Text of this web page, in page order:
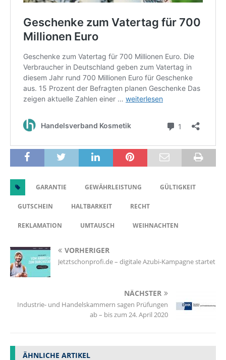
GARANTIE GEWÄHRLEISTUNG GÜLTIGKEIT
GUTSCHEIN HALTBARKEIT RECHT
REKLAMATION UMTAUSCH WEIHNACHTEN
VORHERIGER
Jetztschonprofi.de – digitale Azubi-Kampagne startet
NÄCHSTER
Industrie- und Handelskammern sagen Prüfungen
ab – bis zum 24. April 2020
ÄHNLICHE ARTIKEL